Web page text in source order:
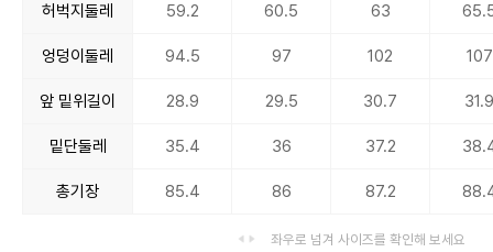
허벅지둘레 59.2 60.5 63
엉덩이둘레 94.5 97 102 107
앞 밑위길이 28.9 29.5 30.7
밑단둘레 35.4 36 37.2
총기장 85.4 86 87.2
좌우로 넘겨 사이즈를 확인해 보세요